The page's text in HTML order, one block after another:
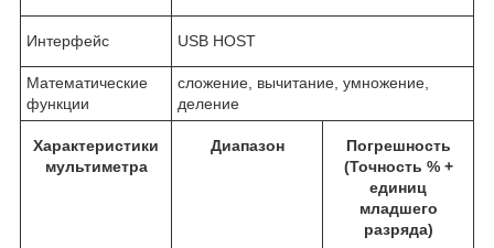
Интерфейс USB HOST
Математические
функции
сложение, вычитание, умножение,
деление
Характеристики
мультиметра
Диапазон
Погрешность
(Точность % +
единиц
младшего
разряда)